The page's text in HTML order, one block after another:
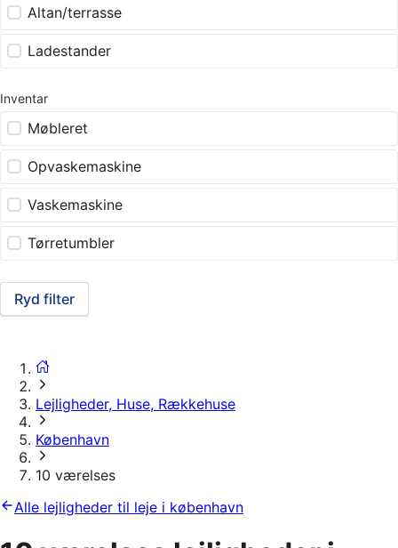
Altan/terrasse
Ladestander
Inventar
Møbleret
Opvaskemaskine
Vaskemaskine
Tørretumbler
Ryd filter
Lejligheder, Huse, Rækkehuse
København
10 værelses
Alle lejligheder til leje i københavn